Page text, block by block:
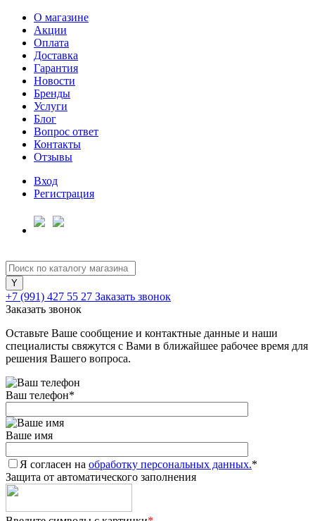
О магазине
Акции
Оплата
Доставка
Гарантия
Новости
Бренды
Услуги
Блог
Вопрос ответ
Контакты
Отзывы
Вход
Регистрация
+7 (991) 427 55 27 Заказать звонок
Заказать звонок
Оставьте Ваше сообщение и контактные данные и наши
специалисты свяжутся с Вами в ближайшее рабочее время для
решения Вашего вопроса.
Ваш телефон*
Ваше имя
Я согласен на обработку персональных данных.*
Защита от автоматического заполнения
Для клиентов всех банков
Разбейте
оплатуна части
без переплат
График платежей
Сегодня
25%
Добавляйте товары
в корзину
Оплачивайте сегодня только
25% картой любого банка
Получайте товар
выбранный способом